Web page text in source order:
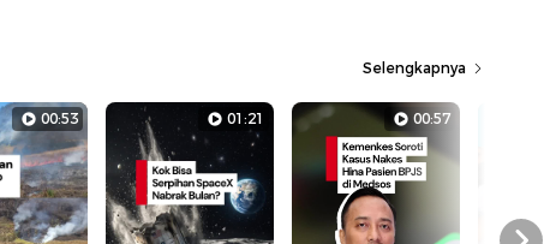
Selengkapnya
00:53 01:21 00:57